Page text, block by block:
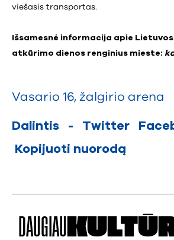
viešasis transportas.
Išsamesnė informacija apie
atkūrimo dienos renginius mieste:
Vasario 16, žalgirio arena
Dalintis - Twitter
Kopijuoti nuorodą
DAUGIAU